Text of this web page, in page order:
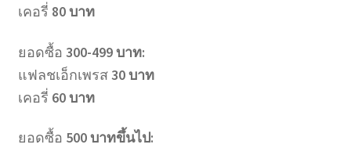
เคอรี่ 80 บาท
ยอดซื้อ 300-499 บาท:
แฟลชเอ็กเพรส30 บาท
เคอรี่ 60 บาท
ยอดซื้อ 500 บาทขึ้นไป: